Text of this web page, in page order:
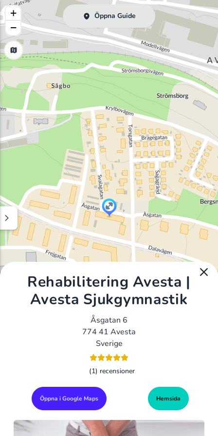
Öppna Guide
+
−
Rehabilitering Avesta |
Avesta Sjukgymnastik
Åsgatan 6
774 41 Avesta
Sverige
(1) recensioner
Öppna i Google Maps Hemsida
Alla Gym I Sverige Sveriges Ledande Gymkedjor